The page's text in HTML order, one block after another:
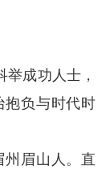
成功人士，
抱负与时代时
眉山人。直